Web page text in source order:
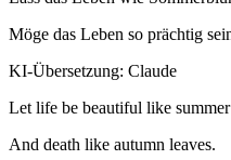
Möge das Leben so prächtig
KI-Übersetzung: Claude
Let life be beautiful like
And death like autumn leaves.